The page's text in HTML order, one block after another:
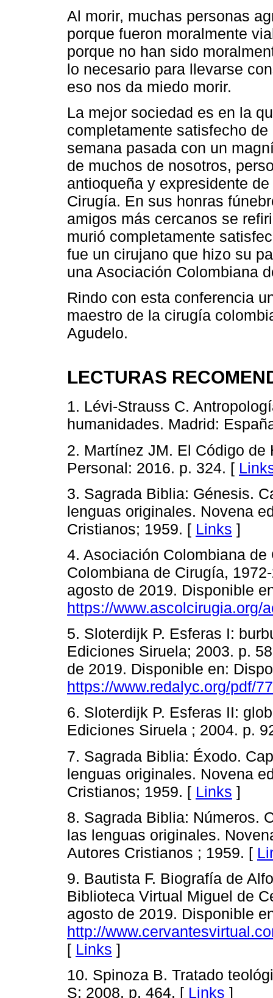
Al morir, muchas personas
porque fueron moralmente
porque no han sido
lo necesario para llevarse
eso nos da miedo morir.
La mejor sociedad es en la
completamente satisfecho
semana pasada con un
de muchos de nosotros,
antioqueña y expresidente
Cirugía. En sus honras
amigos más cercanos se
murió completamente
fue un cirujano que hizo su
una Asociación Colombiana
Rindo con esta conferencia
maestro de la cirugía
Agudelo.
LECTURAS
1. Lévi-Strauss C.
humanidades. Madrid:
2. Martínez JM. El Código
Personal: 2016. p. 324. [
3. Sagrada Biblia: Génesis.
lenguas originales. Novena
Cristianos; 1959. [ Links ]
4. Asociación Colombiana
Colombiana de Cirugía,
agosto de 2019. Disponible
https://www.ascolcirugia.org/
5. Sloterdijk P. Esferas I:
Ediciones Siruela; 2003. p.
de 2019. Disponible en:
https://www.redalyc.org/pdf/
6. Sloterdijk P. Esferas II:
Ediciones Siruela ; 2004. p.
7. Sagrada Biblia: Éxodo.
lenguas originales. Novena
Cristianos; 1959. [ Links ]
8. Sagrada Biblia: Números.
las lenguas originales.
Autores Cristianos ; 1959. [
9. Bautista F. Biografía de
Biblioteca Virtual Miguel de
agosto de 2019. Disponible
http://
[ Links ]
10. Spinoza B. Tratado
S; 2008. p. 464. [ Links ]